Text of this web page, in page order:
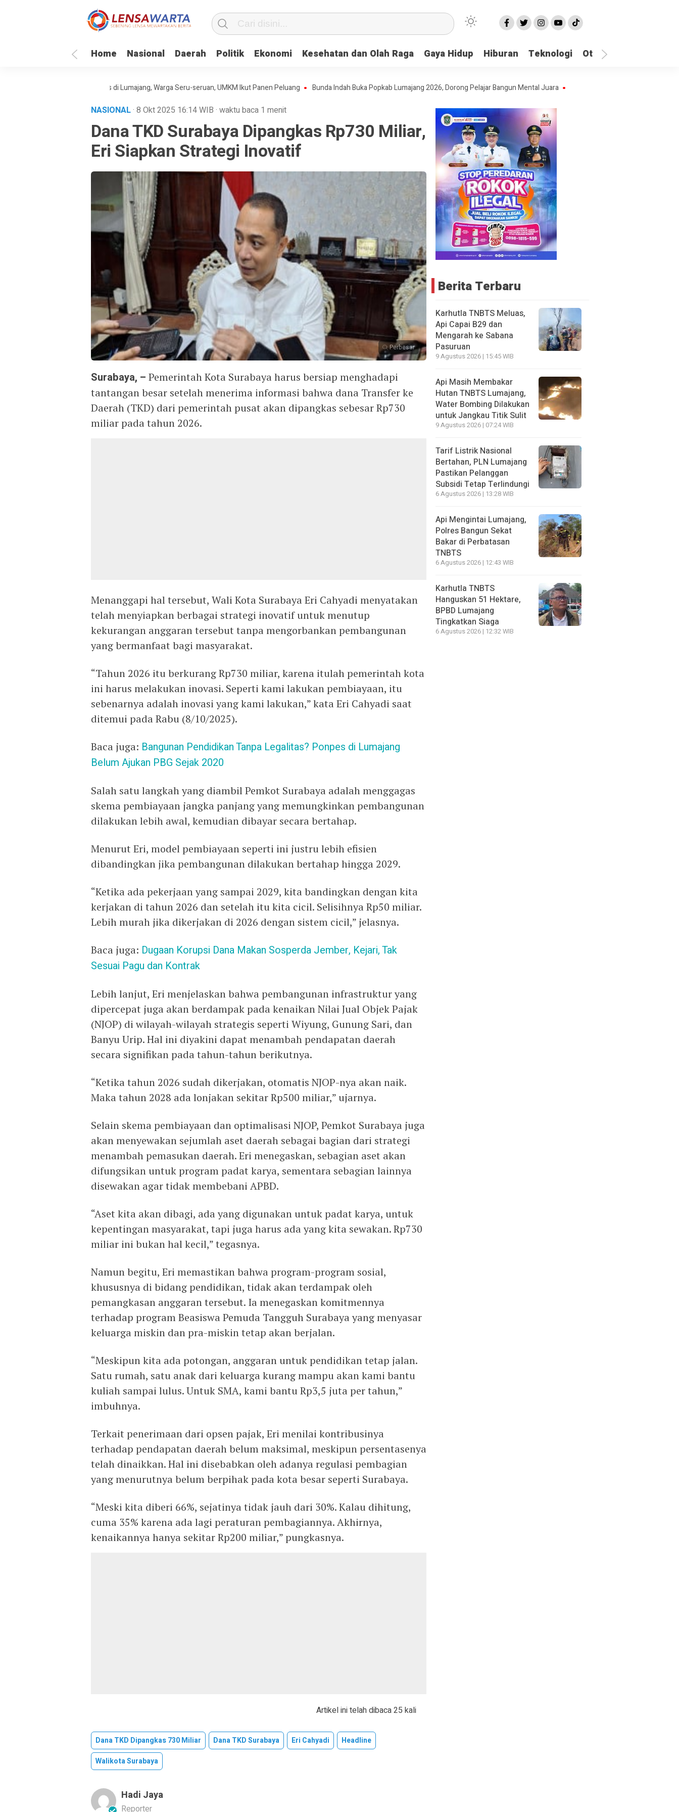
Home Nasional Daerah Politik Ekonomi Kesehatan dan Olah Raga Gaya Hidup Hiburan Teknologi Otomotif
Piala Dunia 2026 Gratis di Lumajang, Warga Seru-seruan, UMKM Ikut Panen Peluang Bunda Indah Buka Popkab Lumajang 2026, Dorong Pelajar Bangun Mental Juara 98 PNS Lumajang Terima SK dan Diambil
NASIONAL· 8 Okt 2025 16:14WIB · waktu baca 1 menit
Dana TKD Surabaya Dipangkas Rp730 Miliar,
Eri Siapkan Strategi Inovatif
Perbesar
Surabaya, – Pemerintah Kota Surabaya harus bersiap menghadapi
tantangan besar setelah menerima informasi bahwa dana Transfer ke
Daerah (TKD) dari pemerintah pusat akan dipangkas sebesar Rp730
miliar pada tahun 2026.
Menanggapi hal tersebut, Wali Kota Surabaya Eri Cahyadi menyatakan
telah menyiapkan berbagai strategi inovatif untuk menutup
kekurangan anggaran tersebut tanpa mengorbankan pembangunan
yang bermanfaat bagi masyarakat.
“Tahun 2026 itu berkurang Rp730 miliar, karena itulah pemerintah kota
ini harus melakukan inovasi. Seperti kami lakukan pembiayaan, itu
sebenarnya adalah inovasi yang kami lakukan,” kata Eri Cahyadi saat
ditemui pada Rabu (8/10/2025).
Baca juga: Bangunan Pendidikan Tanpa Legalitas? Ponpes di Lumajang
Belum Ajukan PBG Sejak 2020
Salah satu langkah yang diambil Pemkot Surabaya adalah menggagas
skema pembiayaan jangka panjang yang memungkinkan pembangunan
dilakukan lebih awal, kemudian dibayar secara bertahap.
Menurut Eri, model pembiayaan seperti ini justru lebih efisien
dibandingkan jika pembangunan dilakukan bertahap hingga 2029.
“Ketika ada pekerjaan yang sampai 2029, kita bandingkan dengan kita
kerjakan di tahun 2026 dan setelah itu kita cicil. Selisihnya Rp50 miliar.
Lebih murah jika dikerjakan di 2026 dengan sistem cicil,” jelasnya.
Baca juga: Dugaan Korupsi Dana Makan Sosperda Jember, Kejari, Tak
Sesuai Pagu dan Kontrak
Lebih lanjut, Eri menjelaskan bahwa pembangunan infrastruktur yang
dipercepat juga akan berdampak pada kenaikan Nilai Jual Objek Pajak
(NJOP) di wilayah-wilayah strategis seperti Wiyung, Gunung Sari, dan
Banyu Urip. Hal ini diyakini dapat menambah pendapatan daerah
secara signifikan pada tahun-tahun berikutnya.
“Ketika tahun 2026 sudah dikerjakan, otomatis NJOP-nya akan naik.
Maka tahun 2028 ada lonjakan sekitar Rp500 miliar,” ujarnya.
Selain skema pembiayaan dan optimalisasi NJOP, Pemkot Surabaya juga
akan menyewakan sejumlah aset daerah sebagai bagian dari strategi
menambah pemasukan daerah. Eri menegaskan, sebagian aset akan
difungsikan untuk program padat karya, sementara sebagian lainnya
disewakan agar tidak membebani APBD.
“Aset kita akan dibagi, ada yang digunakan untuk padat karya, untuk
kepentingan masyarakat, tapi juga harus ada yang kita sewakan. Rp730
miliar ini bukan hal kecil,” tegasnya.
Namun begitu, Eri memastikan bahwa program-program sosial,
khususnya di bidang pendidikan, tidak akan terdampak oleh
pemangkasan anggaran tersebut. Ia menegaskan komitmennya
terhadap program Beasiswa Pemuda Tangguh Surabaya yang menyasar
keluarga miskin dan pra-miskin tetap akan berjalan.
“Meskipun kita ada potongan, anggaran untuk pendidikan tetap jalan.
Satu rumah, satu anak dari keluarga kurang mampu akan kami bantu
kuliah sampai lulus. Untuk SMA, kami bantu Rp3,5 juta per tahun,”
imbuhnya.
Terkait penerimaan dari opsen pajak, Eri menilai kontribusinya
terhadap pendapatan daerah belum maksimal, meskipun persentasenya
telah dinaikkan. Hal ini disebabkan oleh adanya regulasi pembagian
yang menurutnya belum berpihak pada kota besar seperti Surabaya.
“Meski kita diberi 66%, sejatinya tidak jauh dari 30%. Kalau dihitung,
cuma 35% karena ada lagi peraturan pembagiannya. Akhirnya,
kenaikannya hanya sekitar Rp200 miliar,” pungkasnya.
Artikel ini telah dibaca 25 kali
Dana TKD Dipangkas 730 Miliar Dana TKD Surabaya Eri Cahyadi
Headline
Walikota Surabaya
Hadi Jaya
Reporter
Berita Terbaru
Karhutla TNBTS Meluas,
Api Capai B29 dan
Mengarah ke Sabana
Pasuruan
9 Agustus 2026 | 15:45 WIB
Api Masih Membakar
Hutan TNBTS Lumajang,
Water Bombing Dilakukan
untuk Jangkau Titik Sulit
9 Agustus 2026 | 07:24 WIB
Tarif Listrik Nasional
Bertahan, PLN Lumajang
Pastikan Pelanggan
Subsidi Tetap Terlindungi
6 Agustus 2026 | 13:28 WIB
Api Mengintai Lumajang,
Polres Bangun Sekat
Bakar di Perbatasan
TNBTS
6 Agustus 2026 | 12:43 WIB
Karhutla TNBTS
Hanguskan 51 Hektare,
BPBD Lumajang
Tingkatkan Siaga
6 Agustus 2026 | 12:32 WIB